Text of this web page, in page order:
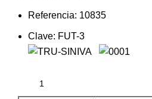
Referencia: 10835
Clave: FUT-3